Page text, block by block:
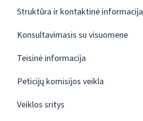
Struktūra ir kontaktinė informacija
Konsultavimasis su visuomene
Teisinė informacija
Peticijų komisijos veikla
Veiklos sritys